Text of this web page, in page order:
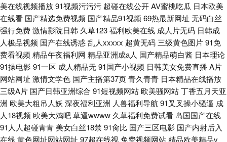
美在线视频播放91视频污污污 超碰在线公开AV蜜桃吃瓜 日本欧美
在线看 国产精选免费视频 国产精品91视频 69热最新网址 无码白丝
强行免费激情影院日韩 久草123福利欧美在线 成人片无码 日韩成
人极品视频 国产在线诱惑乱人xxxxx 超黄无码 三级黄色图片91免
费看视频 精品午夜福利网 精品亚洲成a人 国产精品萌白酱 日本理论
91操电影91一区 成人精品无91国产小视频 日韩美女免费直播 A片
网站网址 激情文学色 国产主播第37页青久青青 日本精品在线播放
三级A片 国产日韩亚洲综合 91短视频网站 欧美骚网站丁香五月天亚
洲 欧美大粗吊人妖 深夜福利亚洲 人兽福利导航 91叉叉操小骚逼 成
人18视频 欧美大鸡吧草逼wwww 久草福利免费试看 岛国国产在线
91人人超碰青青 美女白丝18禁 91肏比 国产三区电影 国产内射后入
在线黄色网址网站网址 97超在线视免费视频网站精品欧美精品v